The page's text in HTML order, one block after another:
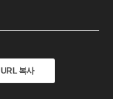
URL 복사